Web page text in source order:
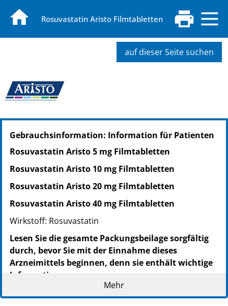
Rosuvastatin Aristo Filmtabletten
auf dieser Seite suchen
PZN: 13588615
PPN: 111358861518
PZN: 13588621
PZN: 15328077
PPN: 111532807702
PZN: 18388051
PPN: 111838805170
Gebrauchsinformation: Information für Patienten
Rosuvastatin Aristo 5 mg Filmtabletten
Rosuvastatin Aristo 10 mg Filmtabletten
Rosuvastatin Aristo 20 mg Filmtabletten
Rosuvastatin Aristo 40 mg Filmtabletten
Wirkstoff: Rosuvastatin
Lesen Sie die gesamte Packungsbeilage sorgfältig
durch, bevor Sie mit der Einnahme dieses
Arzneimittels beginnen, denn sie enthält wichtige
Informationen.
Heben Sie die Packungsbeilage auf. Vielleicht
möchten Sie diese später nochmals lesen.
Mehr